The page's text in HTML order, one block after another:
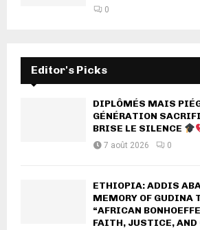
0
Editor's Picks
DIPLÔMÉS MAIS
GÉNÉRATION
BRISE LE SILENCE
7 août 2026 0
ETHIOPIA: ADDIS
MEMORY OF GUDINA
“AFRICAN
FAITH, JUSTICE, AND